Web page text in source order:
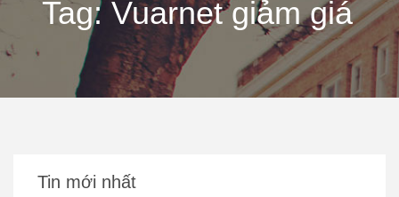
Tag: Vuarnet giảm giá
Tin mới nhất